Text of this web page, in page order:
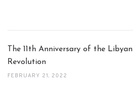
The 11th Anniversary of the Libyan
Revolution
FEBRUARY 21, 2022